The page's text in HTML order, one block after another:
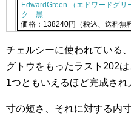
EdwardGreen （エドワードグリ
ク 黒
価格：138240円（税込、送料無
チェルシーに使われている
グトウをもったラスト202
1つともいえるほど完成され
寸の短さ、それに対する内